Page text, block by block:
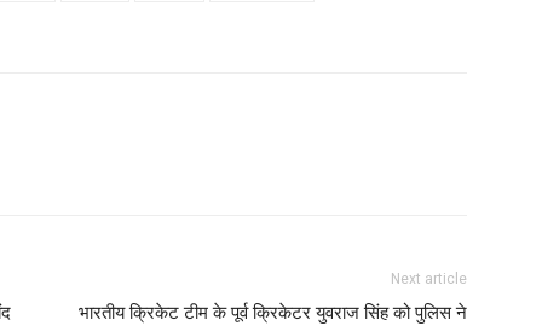
Next article
भारतीय क्रिकेट टीम के पूर्व क्रिकेटर युवराज सिंह को पुलिस ने